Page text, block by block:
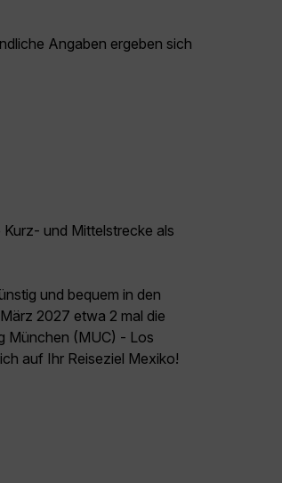
Angaben ergeben sich
und Mittelstrecke als
und bequem in den
2027 etwa 2 mal die
München (MUC) - Los
auf Ihr Reiseziel Mexiko!